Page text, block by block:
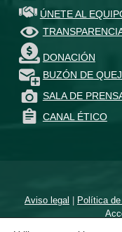
ÚNETE AL
DONACIÓN
BUZÓN DE
SALA DE
CANAL ÉTICO
Aviso legal | Política